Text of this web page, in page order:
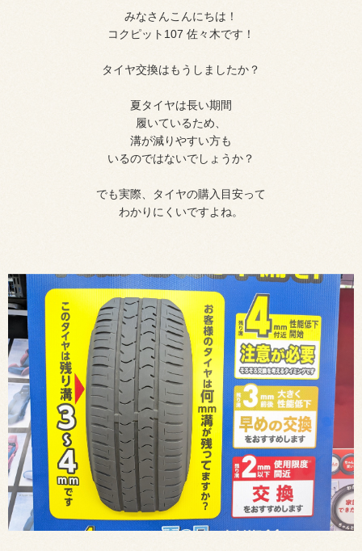
みなさんこんにちは！
コクピット107 佐々木です！
タイヤ交換はもうしましたか？
夏タイヤは長い期間
履いているため、
溝が減りやすい方も
いるのではないでしょうか？
でも実際、タイヤの購入目安って
わかりにくいですよね。